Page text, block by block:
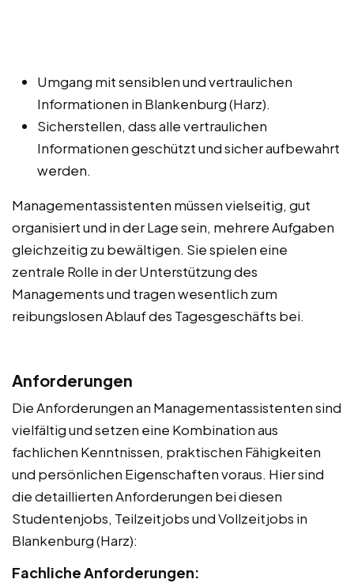
Umgang mit sensiblen und vertraulichen
Informationen in Blankenburg (Harz).
Sicherstellen, dass alle vertraulichen
Informationen geschützt und sicher aufbewahrt
werden.
Managementassistenten müssen vielseitig, gut
organisiert und in der Lage sein, mehrere Aufgaben
gleichzeitig zu bewältigen. Sie spielen eine
zentrale Rolle in der Unterstützung des
Managements und tragen wesentlich zum
reibungslosen Ablauf des Tagesgeschäfts bei.
Anforderungen
Die Anforderungen an Managementassistenten sind
vielfältig und setzen eine Kombination aus
fachlichen Kenntnissen, praktischen Fähigkeiten
und persönlichen Eigenschaften voraus. Hier sind
die detaillierten Anforderungen bei diesen
Studentenjobs, Teilzeitjobs und Vollzeitjobs in
Blankenburg (Harz):
Fachliche Anforderungen: